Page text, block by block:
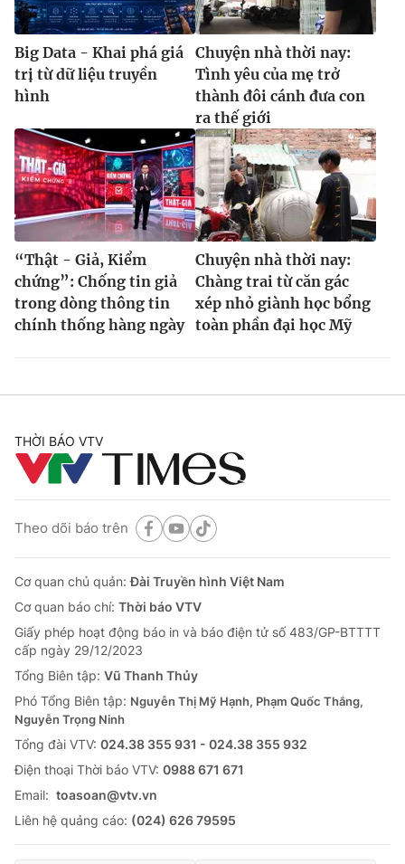
Big Data - Khai phá giá
trị từ dữ liệu truyền
hình
Chuyện nhà thời nay:
Tình yêu của mẹ trở
thành đôi cánh đưa con
ra thế giới
“Thật - Giả, Kiểm
chứng”: Chống tin giả
trong dòng thông tin
chính thống hàng ngày
Chuyện nhà thời nay:
Chàng trai từ căn gác
xép nhỏ giành học bổng
toàn phần đại học Mỹ
THỜI BÁO VTV
Theo dõi báo trên
Cơ quan chủ quản:Đài Truyền hình Việt Nam
Cơ quan báo chí: Thời báo VTV
Giấy phép hoạt động báo in và báo điện tử số 483/GP-BTTTT
cấp ngày 29/12/2023
Tổng Biên tập: Vũ Thanh Thủy
Phó Tổng Biên tập: Nguyễn Thị Mỹ Hạnh, Phạm Quốc Thắng,
Nguyễn Trọng Ninh
Tổng đài VTV: 024.38 355 931 - 024.38 355 932
Ðiện thoại Thời báo VTV: 0988 671 671
Email: toasoan@vtv.vn
Liên hệ quảng cáo: (024) 626 79595